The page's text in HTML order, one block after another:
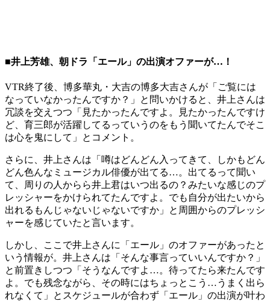
■井上芳雄、朝ドラ「エール」の出演オファーが…！
VTR終了後、博多華丸・大吉の博多大吉さんが「ご覧には
なっていなかったんですか？」と問いかけると、井上さんは
冗談を交えつつ「見たかったんですよ。見たかったんですけ
ど、育三郎が活躍してるっていうのをもう聞いてたんでそこ
は心を鬼にして」とコメント。
さらに、井上さんは「噂はどんどん入ってきて、しかもどん
どん色んなミュージカル俳優が出てる…。出てるって聞い
て、周りの人からら井上君はいつ出るの？みたいな感じのプ
レッシャーをかけられてたんですよ。でも自分が出たいから
出れるもんじゃないじゃないですか」と周囲からのプレッシ
ャーを感じていたと言います。
しかし、ここで井上さんに「エール」のオファーがあったと
いう情報が。井上さんは「そんな事言っていいんですか？」
と前置きしつつ「そうなんですよ…。待ってたら来たんです
よ。でも残念ながら、その時にはちょっとこう…うまく出ら
れなくて」とスケジュールが合わず「エール」の出演が叶わ